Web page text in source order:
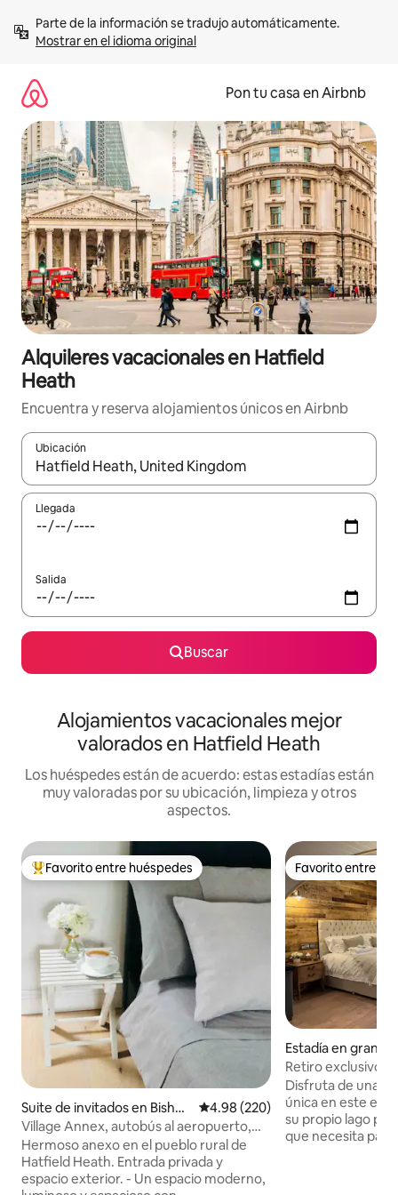
contenidoMostrar en el idioma original
Pon tu casa en Airbnb
Alquileres vacacionales en Hatfield
Heath
Encuentra y reserva alojamientos únicos en Airbnb
Ubicación
Cuando los resultados estén disponibles, navega con las
Llegada
Salida
Buscar
Alojamientos vacacionales mejor
valorados en Hatfield Heath
Los huéspedes están de acuerdo: estas estadías están
muy valoradas por su ubicación, limpieza y otros
aspectos.
Favorito entre huéspedes preferido
Favorito entre huéspedes
Suite de invitados en Bisho
p's Stortford
Calificación promedio: 4.98 de
4.98 (220)
Village Annex, autobús al aeropuerto,
paseos y lugares para comer
Hermoso anexo en el pueblo rural de
Hatfield Heath. Entrada privada y
espacio exterior. - Un espacio moderno,
Favorito entre
Favorito entre
Estadía en granja
Retiro exclusivo
Disfruta de una
única en este
su propio lago
que necesita